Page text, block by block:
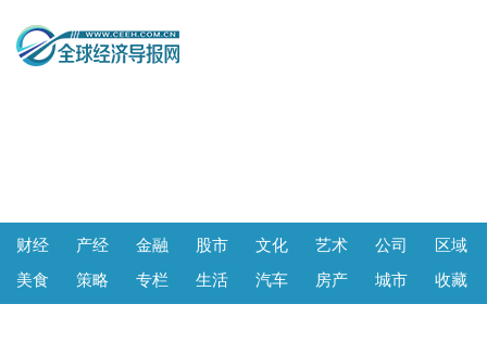
财经 产经 金融 股市 文化 艺术 公司
区域
美食
策略 专栏 生活 汽车 房产 城市 收藏